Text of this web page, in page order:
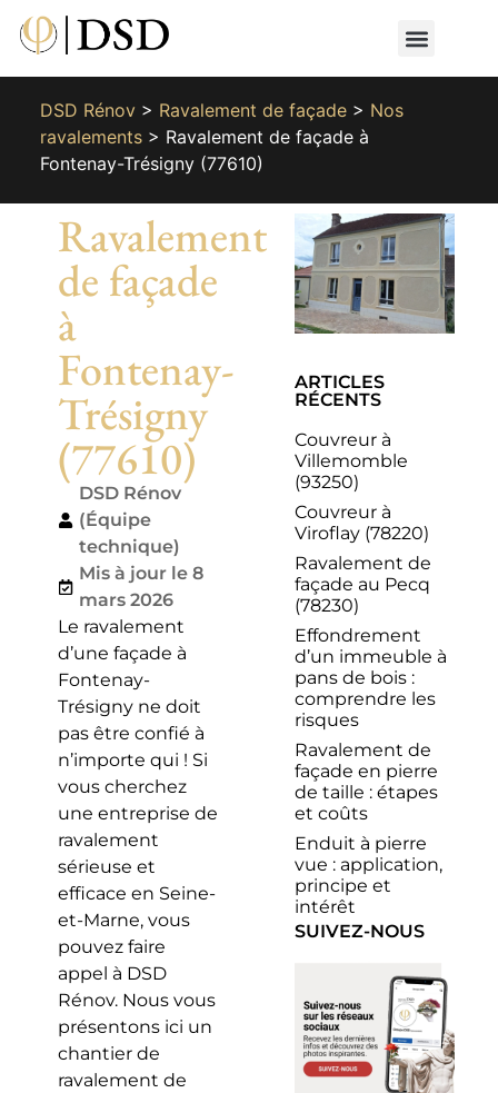
DSD Rénov> Ravalement de façade> Nos
ravalements> Ravalement de façade à
Fontenay-Trésigny (77610)
Ravalement
de façade
à
Fontenay-
Trésigny
(77610)
DSD Rénov
(Équipe
technique)
Mis à jour le 8
mars 2026
Le ravalement
d’une façade à
Fontenay-
Trésigny ne doit
pas être confié à
n’importe qui ! Si
vous cherchez
une entreprise de
ravalement
sérieuse et
efficace en Seine-
et-Marne, vous
pouvez faire
appel à DSD
Rénov. Nous vous
présentons ici un
chantier de
ravalement de
ARTICLES
RÉCENTS
Couvreur à
Villemomble
(93250)
Couvreur à
Viroflay (78220)
Ravalement de
façade au Pecq
(78230)
Effondrement
d’un immeuble à
pans de bois :
comprendre les
risques
Ravalement de
façade en pierre
de taille : étapes
et coûts
Enduit à pierre
vue : application,
principe et
intérêt
SUIVEZ-NOUS